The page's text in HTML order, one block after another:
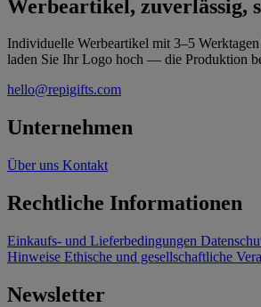
Werbeartikel, zuverlässig,
Individuelle Werbeartikel mit 3–5
laden Sie Ihr Logo hoch — die Produktion
hello@repigifts.com
Unternehmen
Über uns Kontakt
Rechtliche Informationen
Einkaufs- und Lieferbedingungen
Hinweise Ethische und gesellschaftliche
Newsletter